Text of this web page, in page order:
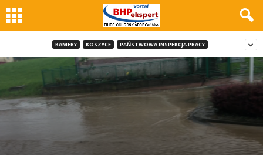
KAMERY KOSZYCE PAŃSTWOWA INSPEKCJA PRACY